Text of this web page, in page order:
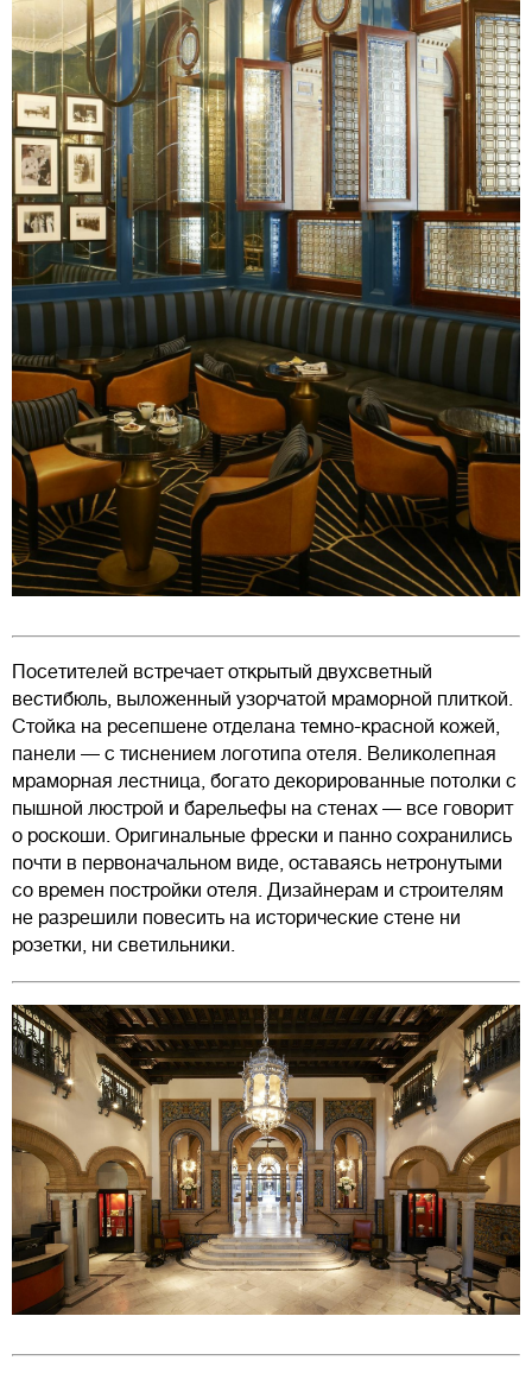
Посетителей встречает открытый двухсветный
вестибюль, выложенный узорчатой мраморной плиткой.
Стойка на ресепшене отделана темно-красной кожей,
панели — с тиснением логотипа отеля. Великолепная
мраморная лестница, богато декорированные потолки с
пышной люстрой и барельефы на стенах — все говорит
о роскоши. Оригинальные фрески и панно сохранились
почти в первоначальном виде, оставаясь нетронутыми
со времен постройки отеля. Дизайнерам и строителям
не разрешили повесить на исторические стене ни
розетки, ни светильники.